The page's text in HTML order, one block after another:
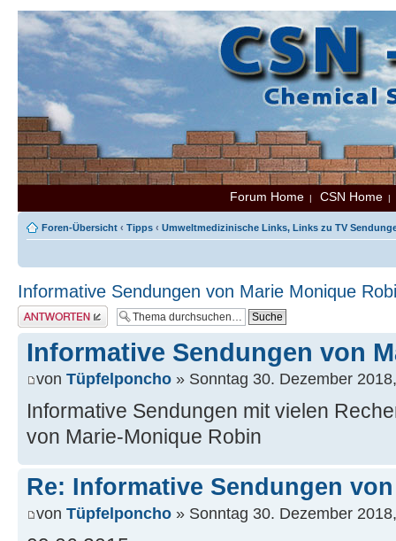
Forum Home | CSN Home
Foren-Übersicht ‹ Tipps ‹ Umweltmedizinische Links, Links zu TV
Informative Sendungen von Marie Monique
Antwort erstellen
Informative Sendungen von
von Tüpfelponcho » Sonntag 30. Dezember
Informative Sendungen mit vielen
von Marie-Monique Robin
Re: Informative Sendungen
von Tüpfelponcho » Sonntag 30. Dezember